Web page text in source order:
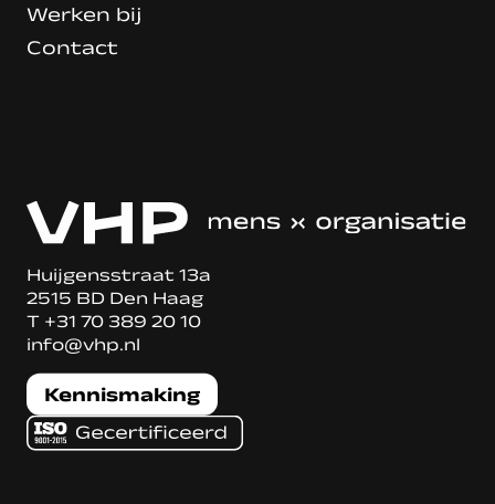
Werken bij
Contact
Huijgensstraat 13a
2515 BD Den Haag
T +31 70 389 20 10
info@vhp.nl
Kennismaking